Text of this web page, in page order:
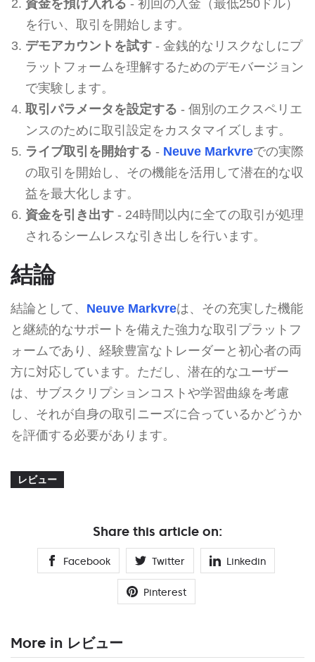
資金を預け入れる - 初回の入金（最低250ドル）
を行い、取引を開始します。
デモアカウントを試す- 金銭的なリスクなしにプ
ラットフォームを理解するためのデモバージョン
で実験します。
取引パラメータを設定する - 個別のエクスペリエ
ンスのために取引設定をカスタマイズします。
ライブ取引を開始する - Neuve Markvreでの実際
の取引を開始し、その機能を活用して潜在的な収
益を最大化します。
資金を引き出す- 24時間以内に全ての取引が処理
されるシームレスな引き出しを行います。
結論
結論として、 Neuve Markvreは、その充実した機能
と継続的なサポートを備えた強力な取引プラットフ
ォームであり、経験豊富なトレーダーと初心者の両
方に対応しています。ただし、潜在的なユーザー
は、サブスクリプションコストや学習曲線を考慮
し、それが自身の取引ニーズに合っているかどうか
を評価する必要があります。
レビュー
Share this article on:
Facebook Twitter Linkedin
Pinterest
More in レビュー